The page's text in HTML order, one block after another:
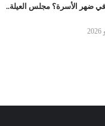
ضهر الأسرة؟ مجلس العيلة..